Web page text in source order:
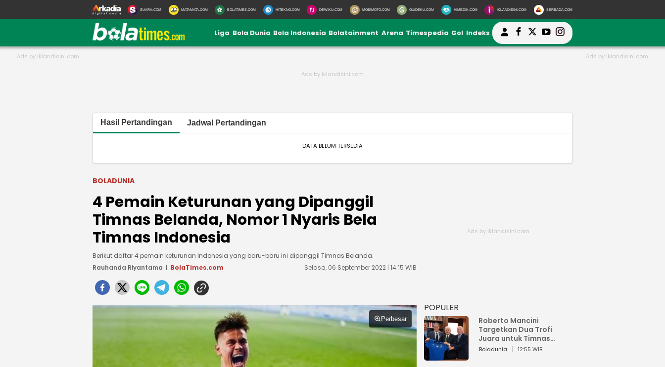
SUARA.COM MATAMATA.COM BOLATIMES.COM HITEKNO.COM DEWIKU.COM MOBIMOTO.COM GUIDEKU.COM HIMEDIK.COM IKLANDISINI.COM SERBADA.COM
Liga Bola Dunia Bola Indonesia Bolatainment Arena Timespedia Gol Indeks
Hasil Pertandingan Jadwal Pertandingan
DATA BELUM TERSEDIA
BOLADUNIA
4 Pemain Keturunan yang Dipanggil
Timnas Belanda, Nomor 1 Nyaris Bela
Timnas Indonesia
Berikut daftar 4 pemain keturunan Indonesia yang baru-baru ini dipanggil Timnas Belanda.
Rauhanda Riyantama
BolaTimes.com Selasa, 06 September 2022 | 14:15 WIB
Perbesar
POPULER
Roberto Mancini
Targetkan Dua Trofi
Juara untuk Timnas
Italia
Boladunia 12:55 WIB